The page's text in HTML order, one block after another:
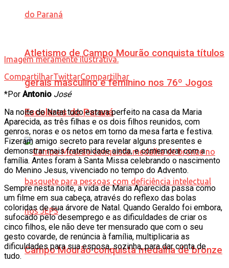
Atletismo de Campo Mourão conquista títulos
gerais masculino e feminino nos 76º Jogos
Escolares do Paraná
Campo Mourão conquista medalha de bronze
Imagem meramente ilustrativa.
CompartilharTwittarCompartilhar
*Por Antonio José
Na noite de Natal tudo estava perfeito na casa da Maria
Aparecida, as três filhas e os dois filhos reunidos, com
genros, noras e os netos em torno da mesa farta e festiva.
Fizeram amigo secreto para revelar alguns presentes e
demonstrar mais fraternidade ainda, e comemorar com a
família. Antes foram à Santa Missa celebrando o nascimento
do Menino Jesus, vivenciado no tempo do Advento.
Sempre nesta noite, a vida de Maria Aparecida passa como
um filme em sua cabeça, através do reflexo das bolas
coloridas de sua árvore de Natal. Quando Geraldo foi embora,
sufocado pelo desemprego e as dificuldades de criar os
cinco filhos, ele não deve ter mensurado que com o seu
gesto covarde, de renúncia à família, multiplicaria as
dificuldades para sua esposa, sozinha, para dar conta de
tudo.